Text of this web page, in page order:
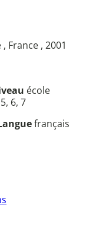
France , 2001
école
6, 7
français